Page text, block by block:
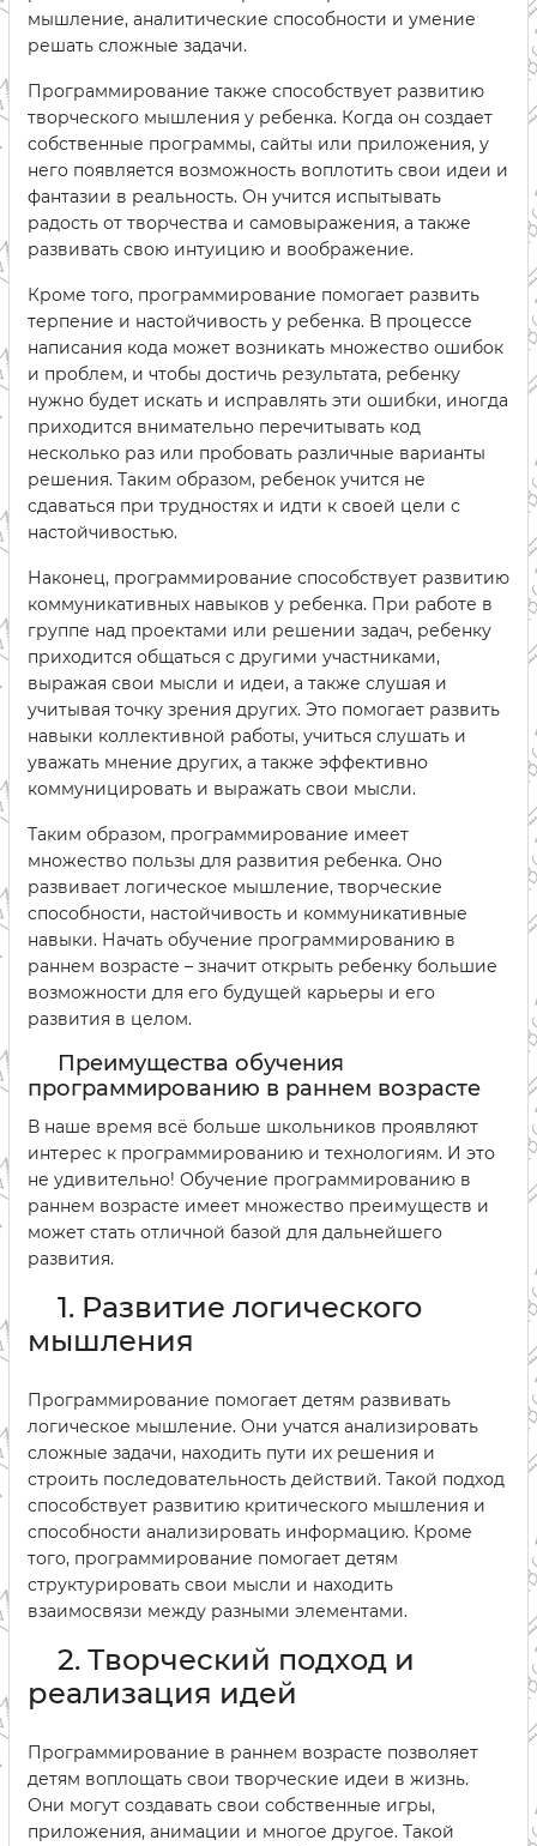
мышление, аналитические способности и умение
решать сложные задачи.
Программирование также способствует развитию
творческого мышления у ребенка. Когда он создает
собственные программы, сайты или приложения, у
него появляется возможность воплотить свои идеи и
фантазии в реальность. Он учится испытывать
радость от творчества и самовыражения, а также
развивать свою интуицию и воображение.
Кроме того, программирование помогает развить
терпение и настойчивость у ребенка. В процессе
написания кода может возникать множество ошибок
и проблем, и чтобы достичь результата, ребенку
нужно будет искать и исправлять эти ошибки, иногда
приходится внимательно перечитывать код
несколько раз или пробовать различные варианты
решения. Таким образом, ребенок учится не
сдаваться при трудностях и идти к своей цели с
настойчивостью.
Наконец, программирование способствует развитию
коммуникативных навыков у ребенка. При работе в
группе над проектами или решении задач, ребенку
приходится общаться с другими участниками,
выражая свои мысли и идеи, а также слушая и
учитывая точку зрения других. Это помогает развить
навыки коллективной работы, учиться слушать и
уважать мнение других, а также эффективно
коммуницировать и выражать свои мысли.
Таким образом, программирование имеет
множество пользы для развития ребенка. Оно
развивает логическое мышление, творческие
способности, настойчивость и коммуникативные
навыки. Начать обучение программированию в
раннем возрасте – значит открыть ребенку большие
возможности для его будущей карьеры и его
развития в целом.
Преимущества обучения
программированию в раннем возрасте
В наше время всё больше школьников проявляют
интерес к программированию и технологиям. И это
не удивительно! Обучение программированию в
раннем возрасте имеет множество преимуществ и
может стать отличной базой для дальнейшего
развития.
1. Развитие логического
мышления
Программирование помогает детям развивать
логическое мышление. Они учатся анализировать
сложные задачи, находить пути их решения и
строить последовательность действий. Такой подход
способствует развитию критического мышления и
способности анализировать информацию. Кроме
того, программирование помогает детям
структурировать свои мысли и находить
взаимосвязи между разными элементами.
2. Творческий подход и
реализация идей
Программирование в раннем возрасте позволяет
детям воплощать свои творческие идеи в жизнь.
Они могут создавать свои собственные игры,
приложения, анимации и многое другое. Такой